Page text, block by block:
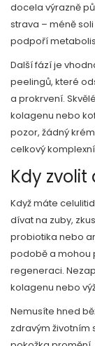
docela výrazně
strava – méně
podpoří
Další fází je
peelingů, které
a prokrvení.
kolagenu nebo
pozor, žádný
celkový
Kdy
Když máte
dívat na zuby,
probiotika nebo
podobě a mohou
regeneraci.
kolagenu nebo
Nemusíte hned
zdravým životním